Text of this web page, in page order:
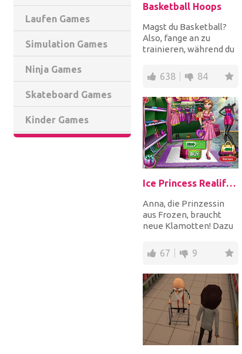
Laufen Games
Simulation Games
Ninja Games
Skateboard Games
Kinder Games
Basketball Hoops
Magst du Basketball?
Also, fange an zu
trainieren, während du
Motorhaube schi...
638 84
Ice Princess Realife Shopping
Anna, die Prinzessin
aus Frozen, braucht
neue Klamotten! Dazu
Shopping-Trip a...
67 9